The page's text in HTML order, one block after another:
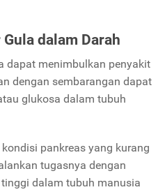
dalam Darah
dapat menimbulkan penyakit
dengan sembarangan dapat
glukosa dalam tubuh
pankreas yang kurang
tugasnya dengan
dalam tubuh manusia